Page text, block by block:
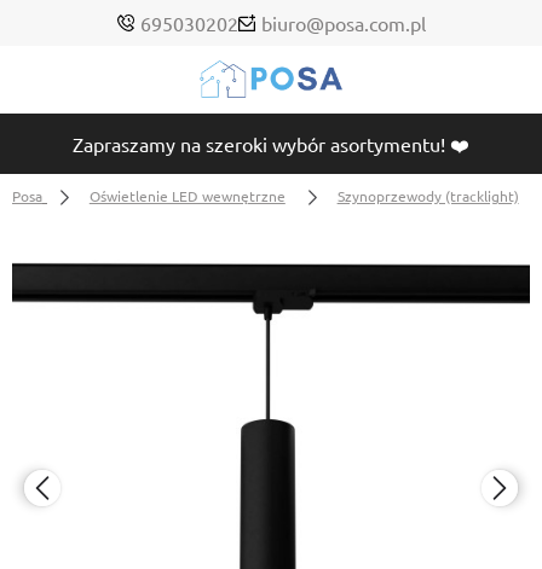
695030202 biuro@posa.com.pl
Zapraszamy na szeroki wybór asortymentu! ❤️
Posa Oświetlenie LED wewnętrzne Szynoprzewody (tracklight)